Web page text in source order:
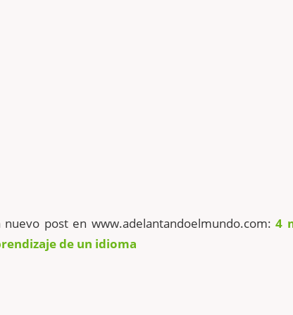
nuevo post en www.adelantandoelmundo.com: 4
de un idioma